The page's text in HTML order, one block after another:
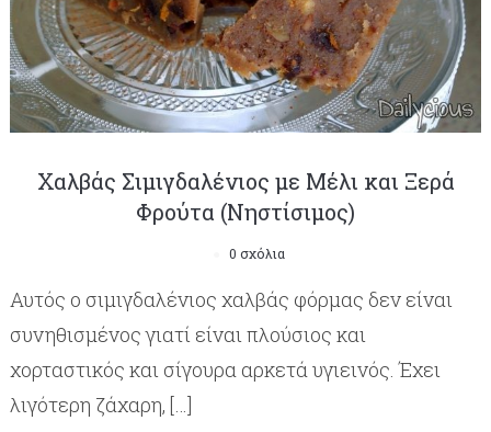
Χαλβάς Σιμιγδαλένιος με Μέλι και Ξερά
Φρούτα (Νηστίσιμος)
0 σχόλια
Αυτός ο σιμιγδαλένιος χαλβάς φόρμας δεν είναι
συνηθισμένος γιατί είναι πλούσιος και
χορταστικός και σίγουρα αρκετά υγιεινός. Έχει
λιγότερη ζάχαρη, […]